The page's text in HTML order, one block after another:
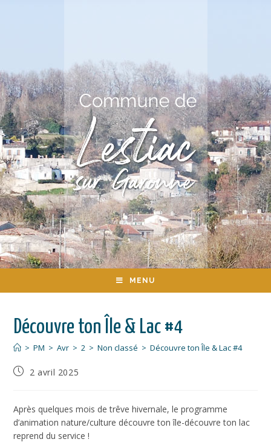
MENU
Découvre ton Île & Lac #4
> PM > Avr > 2 > Non classé > Découvre ton Île & Lac #4
2 avril 2025
Après quelques mois de trêve hivernale, le programme
d’animation nature/culture découvre ton île-découvre ton lac
reprend du service !